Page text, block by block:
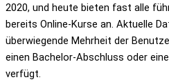
2020, und heute bieten fast alle
bereits Online-Kurse an. Aktuelle
überwiegende Mehrheit der
einen Bachelor-Abschluss oder
verfügt.